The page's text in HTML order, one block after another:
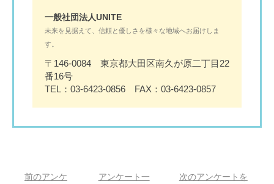
一般社団法人UNITE
未来を見据えて、信頼と優しさを様々な地域へお届けしま
す。
〒146-0084 東京都大田区南久が原二丁目22
番16号
TEL：03-6423-0856 FAX：03-6423-0857
前のアンケ
アンケート一
次のアンケートを